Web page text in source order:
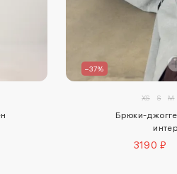
–37%
XS S M
Брюки-
3190 ₽